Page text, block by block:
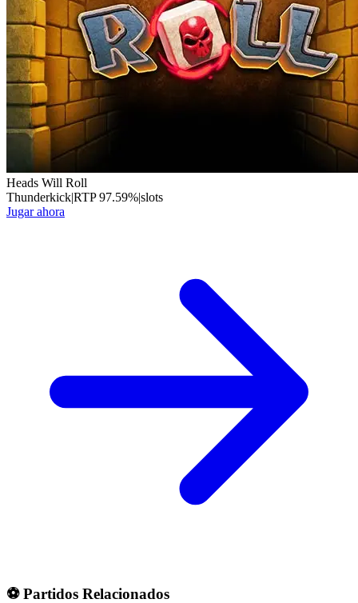
Heads Will Roll
Thunderkick|RTP97.59%|slots
Jugar ahora
⚽ Partidos Relacionados